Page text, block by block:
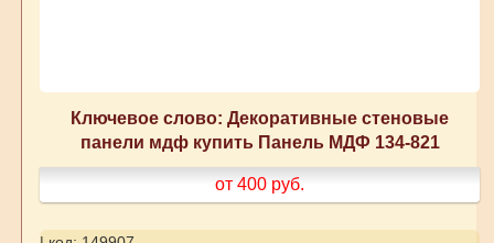
Ключевое слово: Декоративные стеновые
панели мдф купить Панель МДФ 134-821
от 400 руб.